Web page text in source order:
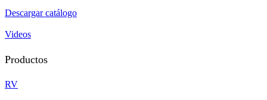
Descargar catálogo
Videos
Productos
RV